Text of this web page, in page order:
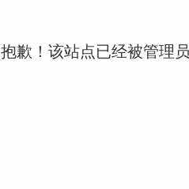
抱歉！该站点已经被管理